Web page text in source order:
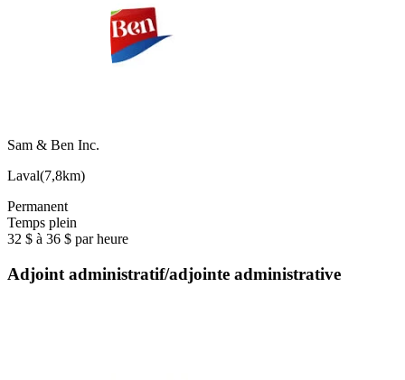
Sam & Ben Inc.
Laval(7,8km)
Permanent
Temps plein
32 $ à 36 $ par heure
Adjoint administratif/adjointe administrative